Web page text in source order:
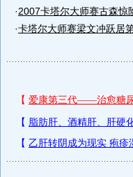
·2007卡塔尔大师赛古森惊
·卡塔尔大师赛梁文冲跃居